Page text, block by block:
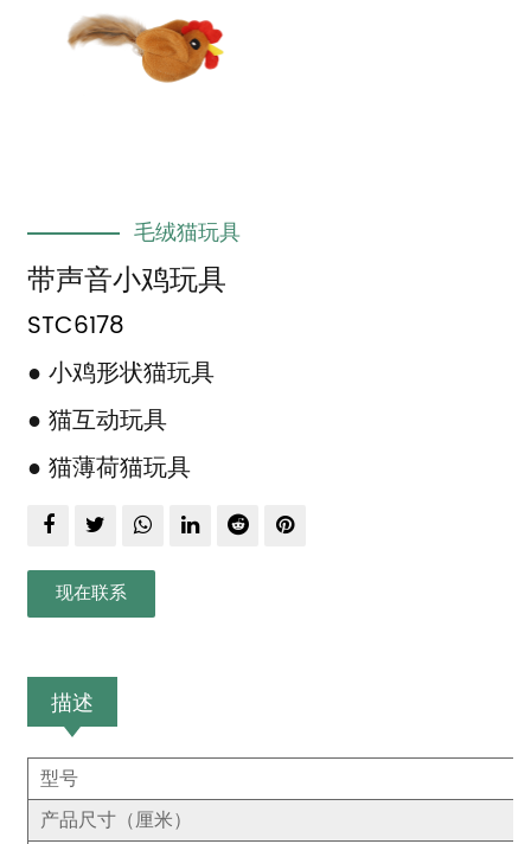
毛绒猫玩具
带声音小鸡玩具
STC6178
● 小鸡形状猫玩具
● 猫互动玩具
● 猫薄荷猫玩具
现在联系
描述
型号
产品尺寸（厘米）